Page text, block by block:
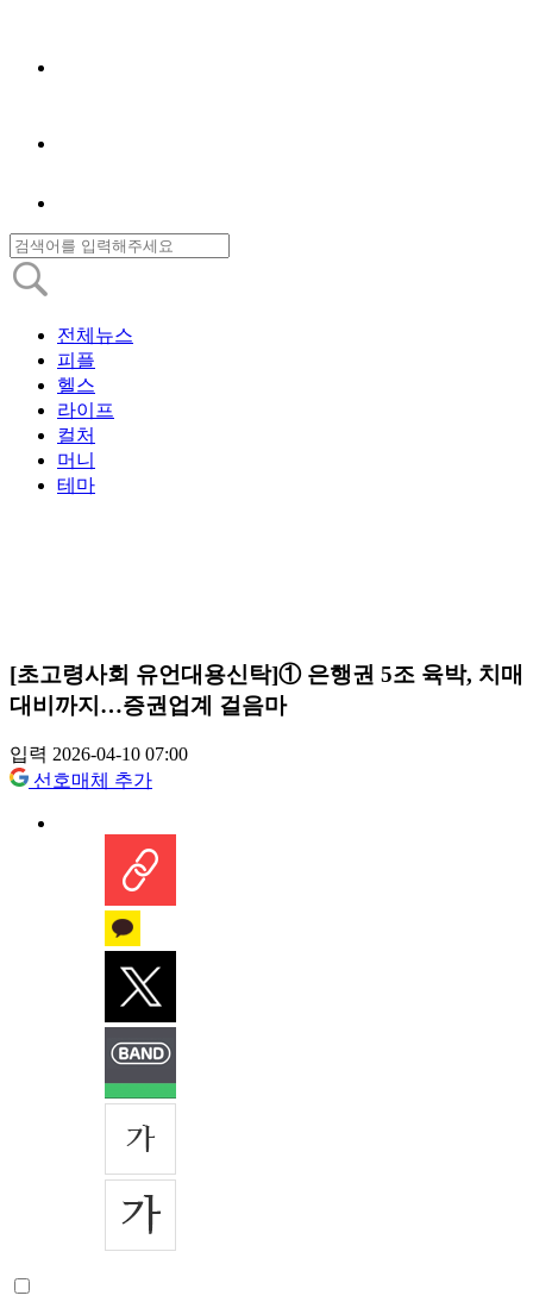
전체뉴스
피플
헬스
라이프
컬처
머니
테마
[초고령사회 유언대용신탁]① 은행권 5조 육박, 치매
대비까지…증권업계 걸음마
입력 2026-04-10 07:00
선호매체 추가